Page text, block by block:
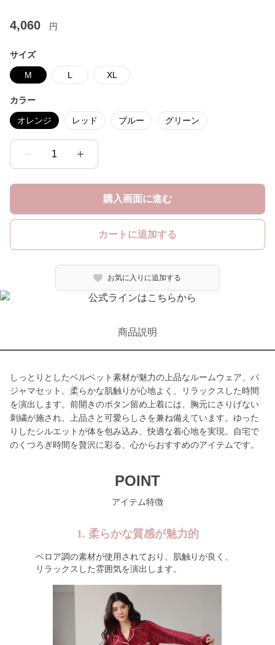
4,060 円
サイズ
M L XL
カラー
オレンジ レッド ブルー グリーン
1
購入画面に進む
カートに追加する
お気に入りに追加する
商品説明
しっとりとしたベルベット素材が魅力の上品なルームウェア、パ
ジャマセット。柔らかな肌触りが心地よく、リラックスした時間
を演出します。前開きのボタン留め上着には、胸元にさりげない
刺繍が施され、上品さと可愛らしさを兼ね備えています。ゆった
りしたシルエットが体を包み込み、快適な着心地を実現。自宅で
のくつろぎ時間を贅沢に彩る、心からおすすめのアイテムです。
POINT
アイテム特徴
1. 柔らかな質感が魅力的
ベロア調の素材が使用されており、肌触りが良く、
リラックスした雰囲気を演出します。